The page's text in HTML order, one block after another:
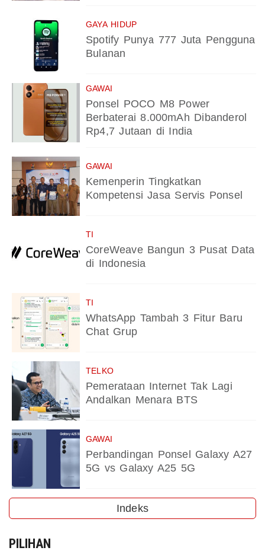
GAYA HIDUP
Spotify Punya 777 Juta Pengguna
Bulanan
GAWAI
Ponsel POCO M8 Power
Berbaterai 8.000mAh Dibanderol
Rp4,7 Jutaan di India
GAWAI
Kemenperin Tingkatkan
Kompetensi Jasa Servis Ponsel
TI
CoreWeave Bangun 3 Pusat Data
di Indonesia
TI
WhatsApp Tambah 3 Fitur Baru
Chat Grup
TELKO
Pemerataan Internet Tak Lagi
Andalkan Menara BTS
GAWAI
Perbandingan Ponsel Galaxy A27
5G vs Galaxy A25 5G
Indeks
PILIHAN